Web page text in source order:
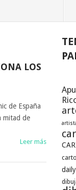
LOS
de España
mitad de
Leer más